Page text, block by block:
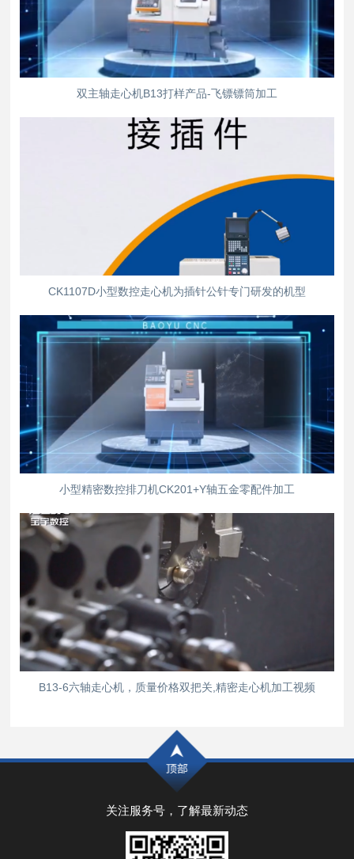
双主轴走心机B13打样产品-飞镖镖筒加工
CK1107D小型数控走心机为插针公针专门研发的机型
小型精密数控排刀机CK201+Y轴五金零配件加工
B13-6六轴走心机，质量价格双把关,精密走心机加工视频
关注服务号，了解最新动态